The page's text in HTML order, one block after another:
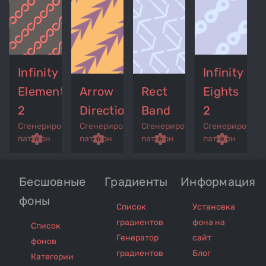
Infinity
Elements
2
Сгенерированный
паттерн
settings
Arrow
Direction
Сгенерированный
паттерн
remove_red_eye get_app settings
Rect
Band
Сгенерированный
паттерн
remove_red_eye get_app settings
Infinity
Eights
2
паттерн
remove_red_eye get_app settings
Бесшовные
фоны
Список
фонов
Категории
Градиенты
Список
градиентов
Генератор
градиентов
Информация
Установка
фона на
сайт
Блог